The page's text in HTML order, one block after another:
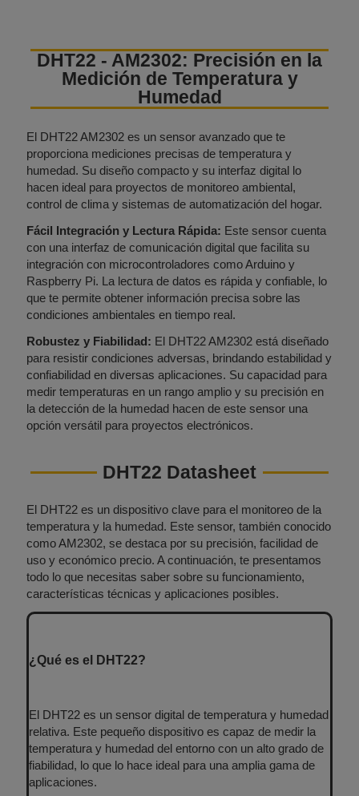
DHT22 - AM2302: Precisión en la
Medición de Temperatura y
Humedad
El DHT22 AM2302 es un sensor avanzado que te
proporciona mediciones precisas de temperatura y
humedad. Su diseño compacto y su interfaz digital lo
hacen ideal para proyectos de monitoreo ambiental,
control de clima y sistemas de automatización del hogar.
Fácil Integración y Lectura Rápida: Este sensor cuenta
con una interfaz de comunicación digital que facilita su
integración con microcontroladores como Arduino y
Raspberry Pi. La lectura de datos es rápida y confiable, lo
que te permite obtener información precisa sobre las
condiciones ambientales en tiempo real.
Robustez y Fiabilidad: El DHT22 AM2302 está diseñado
para resistir condiciones adversas, brindando estabilidad y
confiabilidad en diversas aplicaciones. Su capacidad para
medir temperaturas en un rango amplio y su precisión en
la detección de la humedad hacen de este sensor una
opción versátil para proyectos electrónicos.
DHT22 Datasheet
El DHT22 es un dispositivo clave para el monitoreo de la
temperatura y la humedad. Este sensor, también conocido
como AM2302, se destaca por su precisión, facilidad de
uso y económico precio. A continuación, te presentamos
todo lo que necesitas saber sobre su funcionamiento,
características técnicas y aplicaciones posibles.
¿Qué es el DHT22?
El DHT22 es un sensor digital de temperatura y humedad
relativa. Este pequeño dispositivo es capaz de medir la
temperatura y humedad del entorno con un alto grado de
fiabilidad, lo que lo hace ideal para una amplia gama de
aplicaciones.